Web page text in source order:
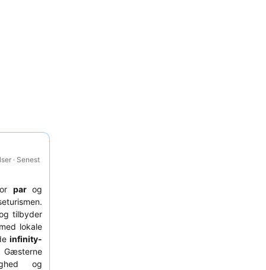
· Senest
parog
tilbyder
lokale
infinity-
Gæsterne
og